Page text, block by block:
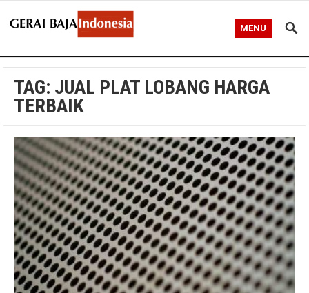
MENU
TAG: JUAL PLAT LOBANG HARGA
TERBAIK